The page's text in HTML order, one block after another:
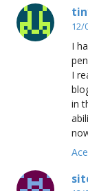
12/
I
I
in